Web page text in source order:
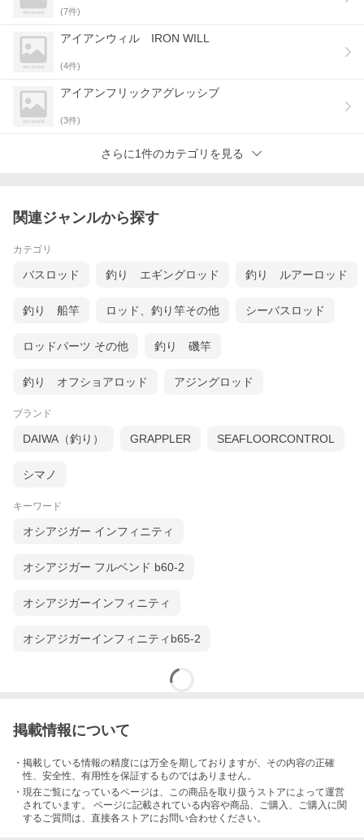
(7件)
アイアンウィル IRON WILL
(4件)
アイアンフリックアグレッシブ
(3件)
さらに1件のカテゴリを見る
関連ジャンルから探す
カテゴリ
バスロッド 釣り エギングロッド 釣り ルアーロッド
釣り 船竿 ロッド、釣り竿その他 シーバスロッド
ロッドパーツ その他 釣り 磯竿
釣り オフショアロッド アジングロッド
ブランド
DAIWA（釣り） GRAPPLER SEAFLOORCONTROL
シマノ
キーワード
オシアジガー インフィニティ
オシアジガー フルベンド b60-2
オシアジガーインフィニティ
オシアジガーインフィニティb65-2
掲載情報について
・掲載している情報の精度には万全を期しておりますが、その内容の正確
性、安全性、有用性を保証するものではありません。
・現在ご覧になっているページは、この商品を取り扱うストアによって運営
されています。 ページに記載されている内容や商品、ご購入 、ご購入に関
するご質問は、直接各ストアにお問い合わせください。